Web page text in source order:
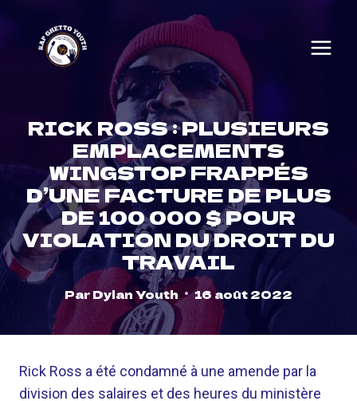
content
RICK ROSS : PLUSIEURS
EMPLACEMENTS
WINGSTOP FRAPPÉS
D’UNE FACTURE DE PLUS
DE 100 000 $ POUR
VIOLATION DU DROIT DU
TRAVAIL
ParDylan Youth 16 août 2022
Rick Ross a été condamné à une amende par la
division des salaires et des heures du ministère